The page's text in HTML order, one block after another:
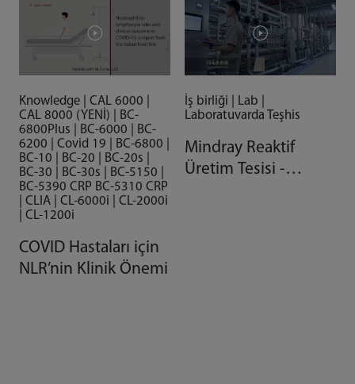
Knowledge | CAL 6000 |
CAL 8000 (YENİ) | BC-
6800Plus | BC-6000 | BC-
6200 | Covid 19 | BC-6800 |
BC-10 | BC-20 | BC-20s |
BC-30 | BC-30s | BC-5150 |
BC-5390 CRP BC-5310 CRP
| CLIA | CL-6000i | CL-2000i
| CL-1200i
COVID Hastaları için
NLR’nin Klinik Önemi
İş birliği | Lab |
Laboratuvarda Teşhis
Mindray Reaktif
Üretim Tesisi -